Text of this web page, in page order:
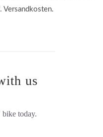
Versandkosten.
us
today.